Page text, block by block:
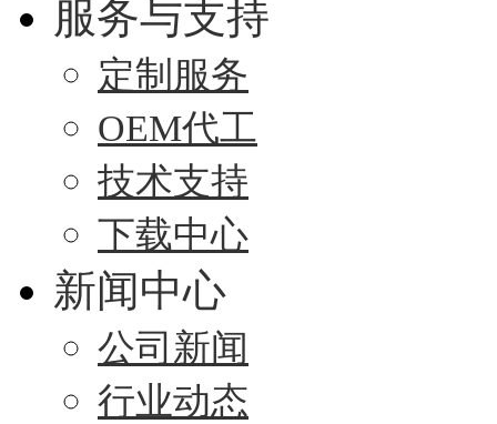
服务与支持
定制服务
OEM代工
技术支持
下载中心
新闻中心
公司新闻
行业动态